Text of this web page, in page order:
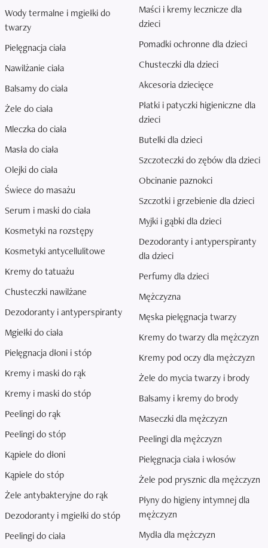
Wody termalne i mgiełki do
twarzy
Pielęgnacja ciała
Nawilżanie ciała
Balsamy do ciała
Żele do ciała
Mleczka do ciała
Masła do ciała
Olejki do ciała
Świece do masażu
Serum i maski do ciała
Kosmetyki na rozstępy
Kosmetyki antycellulitowe
Kremy do tatuażu
Chusteczki nawilżane
Dezodoranty i antyperspiranty
Mgiełki do ciała
Pielęgnacja dłoni i stóp
Kremy i maski do rąk
Kremy i maski do stóp
Peelingi do rąk
Peelingi do stóp
Kąpiele do dłoni
Kąpiele do stóp
Żele antybakteryjne do rąk
Dezodoranty i mgiełki do stóp
Peelingi do ciała
Maści i kremy lecznicze dla
dzieci
Pomadki ochronne dla dzieci
Chusteczki dla dzieci
Akcesoria dziecięce
Płatki i patyczki higieniczne dla
dzieci
Butelki dla dzieci
Szczoteczki do zębów dla dzieci
Obcinanie paznokci
Szczotki i grzebienie dla dzieci
Myjki i gąbki dla dzieci
Dezodoranty i antyperspiranty
dla dzieci
Perfumy dla dzieci
Mężczyzna
Męska pielęgnacja twarzy
Kremy do twarzy dla mężczyzn
Kremy pod oczy dla mężczyzn
Żele do mycia twarzy i brody
Balsamy i kremy do brody
Maseczki dla mężczyzn
Peelingi dla mężczyzn
Pielęgnacja ciała i włosów
Żele pod prysznic dla mężczyzn
Płyny do higieny intymnej dla
mężczyzn
Mydła dla mężczyzn